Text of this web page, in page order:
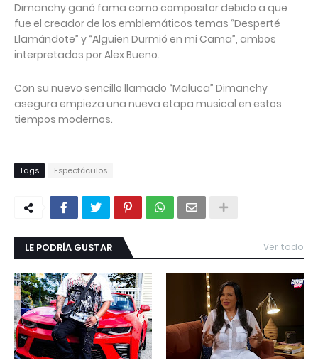
Dimanchy ganó fama como compositor debido a que
fue el creador de los emblemáticos temas “Desperté
Llamándote” y “Alguien Durmió en mi Cama”, ambos
interpretados por Alex Bueno.
Con su nuevo sencillo llamado “Maluca” Dimanchy
asegura empieza una nueva etapa musical en estos
tiempos modernos.
Tags Espectáculos
LE PODRÍA GUSTAR Ver todo